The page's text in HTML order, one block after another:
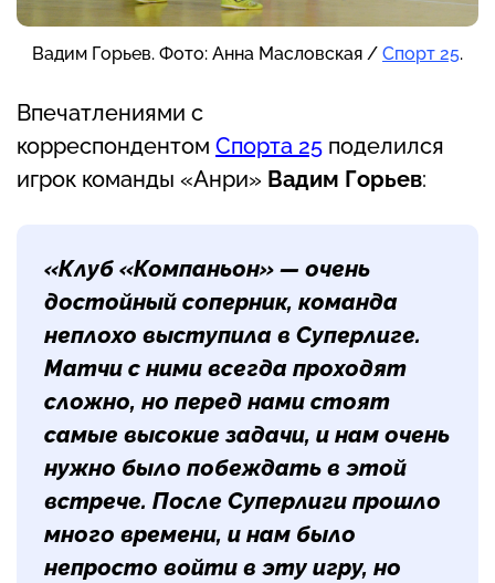
Вадим Горьев. Фото: Анна Масловская / Спорт 25.
Впечатлениями с
корреспондентом Спорта 25 поделился
игрок команды «Анри» Вадим Горьев:
«Клуб «Компаньон» — очень
достойный соперник, команда
неплохо выступила в Суперлиге.
Матчи с ними всегда проходят
сложно, но перед нами стоят
самые высокие задачи, и нам очень
нужно было побеждать в этой
встрече. После Суперлиги прошло
много времени, и нам было
непросто войти в эту игру, но